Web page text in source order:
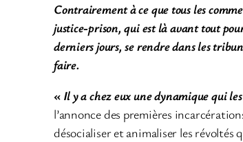
Contrairement à ce que tous les
justice-prison, qui est là avant tout
derniers jours, se rendre dans les
faire.
« Il y a chez eux une dynamique qui
l’annonce des premières
désocialiser et animaliser les révoltés